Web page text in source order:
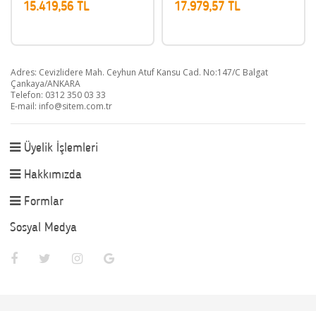
15.419,56 TL 17.979,57 TL
Adres: Cevizlidere Mah. Ceyhun Atuf Kansu Cad. No:147/C Balgat
Çankaya/ANKARA
Telefon: 0312 350 03 33
E-mail: info@sitem.com.tr
Üyelik İşlemleri
Hakkımızda
Formlar
Sosyal Medya